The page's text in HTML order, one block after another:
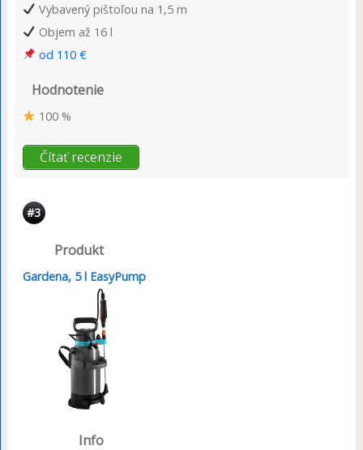
Vybavený pištoľou na 1,5 m
Objem až 16 l
od 110 €
Hodnotenie
100 %
Čítať recenzie
#3
Produkt
Gardena, 5 l EasyPump
Info